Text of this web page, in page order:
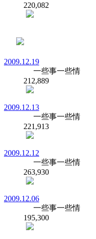
220,082
2009.12.19
一些事一些情
212,889
2009.12.13
一些事一些情
221,913
2009.12.12
一些事一些情
263,930
2009.12.06
一些事一些情
195,300